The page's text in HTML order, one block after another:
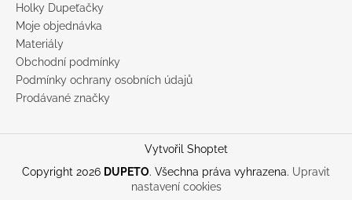
Holky Dupeťačky
Moje objednávka
Materiály
Obchodní podmínky
Podmínky ochrany osobních údajů
Prodávané značky
Vytvořil Shoptet
Copyright 2026 DUPETO. Všechna práva vyhrazena. Upravit
nastavení cookies